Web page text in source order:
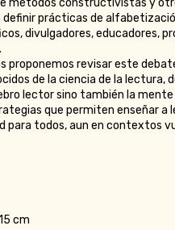
métodos constructivistas y
prácticas de
divulgadores, educadores,
proponemos revisar este
de la ciencia de la lectura,
lector sino también la mente
que permiten enseñar a
para todos, aun en contextos
cm